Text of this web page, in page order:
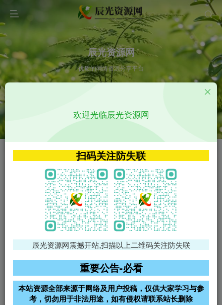
辰光资源网
优质的网络资源分享平台
VIP特权介绍 APP源码
VIP特权介绍
火
VIP特权介绍
影视源码
影视源码
免费领支付宝红包
腾讯轻量4核4G3M服务器38元/
阿里云2核2G200M服务器68元/
年
雨云高防免备案服务器
欢迎光临辰光资源网
扫码关注防失联
辰光资源网震撼开站,扫描以上二维码关注防失联
重要公告-必看
本站资源全部来源于网络及用户投稿，仅供大家学习与参
考，切勿用于非法用途，如有侵权请联系站长删除